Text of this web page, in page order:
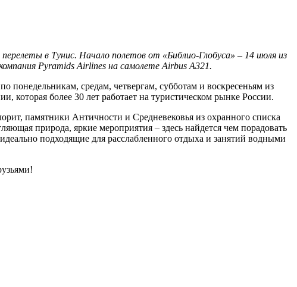
в Тунис. Начало полетов от «Библио-Глобуса» – 14 июля из
Pyramids Airlines на самолете Airbus A321.
средам, четвергам, субботам и воскресеньям из
которая более 30 лет работает на туристическом рынке России.
памятники Античности и Средневековья из охранного списка
природа, яркие мероприятия – здесь найдется чем порадовать
подходящие для расслабленного отдыха и занятий водными